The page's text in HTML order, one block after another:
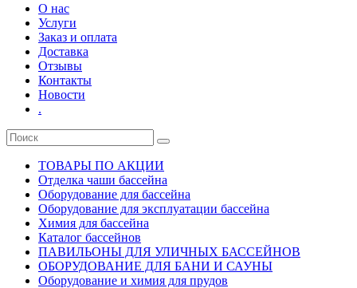
О нас
Услуги
Заказ и оплата
Доставка
Отзывы
Контакты
Новости
.
ТОВАРЫ ПО АКЦИИ
Отделка чаши бассейна
Оборудование для бассейна
Оборудование для эксплуатации бассейна
Химия для бассейна
Каталог бассейнов
ПАВИЛЬОНЫ ДЛЯ УЛИЧНЫХ БАССЕЙНОВ
ОБОРУДОВАНИЕ ДЛЯ БАНИ И САУНЫ
Оборудование и химия для прудов